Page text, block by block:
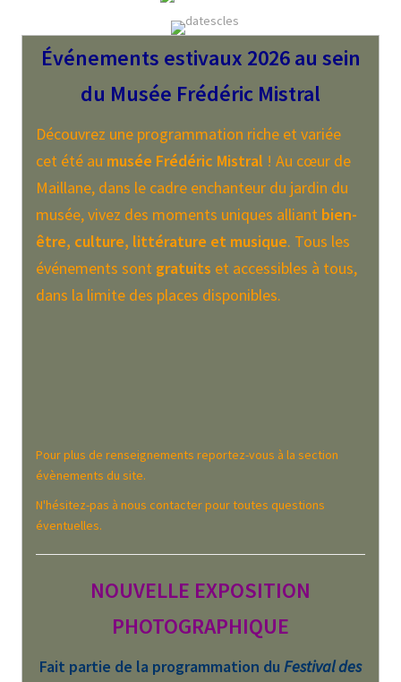
Événements estivaux 2026 au sein
du Musée Frédéric Mistral
Découvrez une programmation riche et variée
cet été au musée Frédéric Mistral ! Au cœur de
Maillane, dans le cadre enchanteur du jardin du
musée, vivez des moments uniques alliant bien-
être, culture, littérature et musique. Tous les
événements sont gratuits et accessibles à tous,
dans la limite des places disponibles.
Pour plus de renseignements reportez-vous à la section
évènements du site.
N'hésitez-pas à nous contacter pour toutes questions
éventuelles.
NOUVELLE EXPOSITION
PHOTOGRAPHIQUE
Fait partie de la programmation du Festival des